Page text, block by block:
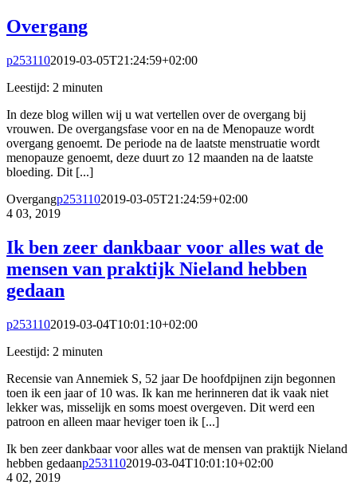
Overgang
p2531102019-03-05T21:24:59+02:00
Leestijd: 2 minuten
In deze blog willen wij u wat vertellen over de overgang bij
vrouwen. De overgangsfase voor en na de Menopauze wordt
overgang genoemt. De periode na de laatste menstruatie wordt
menopauze genoemt, deze duurt zo 12 maanden na de laatste
bloeding. Dit [...]
Overgangp2531102019-03-05T21:24:59+02:00
4 03, 2019
Ik ben zeer dankbaar voor alles wat de
mensen van praktijk Nieland hebben
gedaan
p2531102019-03-04T10:01:10+02:00
Leestijd: 2 minuten
Recensie van Annemiek S, 52 jaar De hoofdpijnen zijn begonnen
toen ik een jaar of 10 was. Ik kan me herinneren dat ik vaak niet
lekker was, misselijk en soms moest overgeven. Dit werd een
patroon en alleen maar heviger toen ik [...]
Ik ben zeer dankbaar voor alles wat de mensen van praktijk Nieland
hebben gedaanp2531102019-03-04T10:01:10+02:00
4 02, 2019